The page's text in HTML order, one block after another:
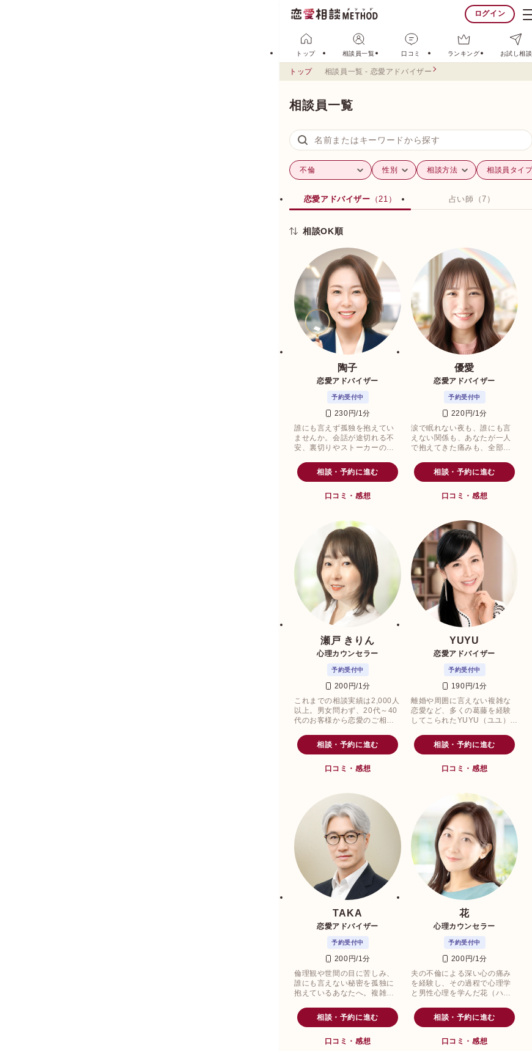
ログイン
トップ 相談員一覧 口コミ ランキング お試し相談
トップ 相談員一覧 - 恋愛アドバイザー
相談員一覧
恋愛アドバイザー （21） 占い師 （7）
相談OK順
陶子
恋愛アドバイザー
予約受付中
230円/1分
誰にも言えず孤独を抱えてい
ませんか。会話が途切れる不
安、裏切りやストーカーの恐
はまず話してみてください。
相談・予約に進む
口コミ・感想
優愛
恋愛アドバイザー
予約受付中
220円/1分
涙で眠れない夜も、誰にも言
えない関係も、あなたが一人
で抱えてきた痛みも、全部そ
相談・予約に進む
口コミ・感想
瀬戸 きりん
心理カウンセラー
予約受付中
200円/1分
これまでの相談実績は2,000人
以上。男女問わず、20代～40
代のお客様から恋愛のご相談
りん先生。
相談・予約に進む
口コミ・感想
YUYU
恋愛アドバイザー
予約受付中
190円/1分
離婚や周囲に言えない複雑な
恋愛など、多くの葛藤を経験
してこられたYUYU（ユユ）先
相談・予約に進む
口コミ・感想
TAKA
恋愛アドバイザー
予約受付中
200円/1分
倫理観や世間の目に苦しみ、
誰にも言えない秘密を孤独に
抱えているあなたへ。複雑な
もらえない」というジレンマ
に、夜も眠れないほどの不安
相談・予約に進む
口コミ・感想
花
心理カウンセラー
予約受付中
200円/1分
夫の不倫による深い心の痛み
を経験し、その過程で心理学
と男性心理を学んだ花（ハ
相談・予約に進む
口コミ・感想